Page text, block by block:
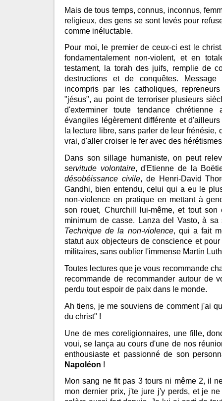
Mais de tous temps, connus, inconnus,
religieux, des gens se sont levés pour
comme inéluctable.
Pour moi, le premier de ceux-ci est le
fondamentalement non-violent, et en
testament, la torah des juifs, remplie de
destructions et de conquêtes. Message
incompris par les catholiques,
"jésus", au point de terroriser plusieurs
d'exterminer toute tendance
évangiles légèrement différente et
la lecture libre, sans parler de leur frénésie,
vrai, d'aller croiser le fer avec des
Dans son sillage humaniste, on peut
servitude volontaire, d'Etienne de la
désobéissance civile, de Henri-David
Gandhi, bien entendu, celui qui a eu le
non-violence en pratique en mettant à
son rouet, Churchill lui-même, et tout son
minimum de casse. Lanza del Vasto, à
Technique de la non-violence, qui a fait
statut aux objecteurs de conscience et
militaires, sans oublier l'immense Martin
Toutes lectures que je vous recommande
recommande de recommander autour de
perdu tout espoir de paix dans le monde.
Ah tiens, je me souviens de comment j'ai
du christ" !
Une de mes coreligionnaires, une fille,
voui, se lança au cours d'une de nos
enthousiaste et passionné de son
Napoléon !
Mon sang ne fit pas 3 tours ni même 2, il
mon dernier prix, j'te jure j'y perds, et je